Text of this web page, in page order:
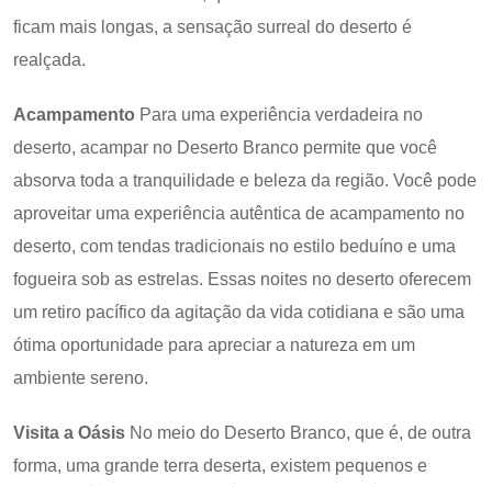
ficam mais longas, a sensação surreal do deserto é
realçada.
Acampamento Para uma experiência verdadeira no
deserto, acampar no Deserto Branco permite que você
absorva toda a tranquilidade e beleza da região. Você pode
aproveitar uma experiência autêntica de acampamento no
deserto, com tendas tradicionais no estilo beduíno e uma
fogueira sob as estrelas. Essas noites no deserto oferecem
um retiro pacífico da agitação da vida cotidiana e são uma
ótima oportunidade para apreciar a natureza em um
ambiente sereno.
Visita a Oásis No meio do Deserto Branco, que é, de outra
forma, uma grande terra deserta, existem pequenos e